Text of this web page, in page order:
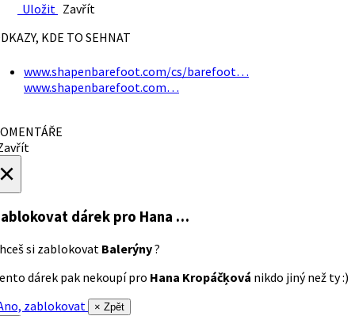
Uložit Zavřít
KDE TO SEHNAT
www.shapenbarefoot.com/cs/barefoot…
www.shapenbarefoot.com…
dárek pro Hana …
si zablokovat Balerýny?
dárek pak nekoupí pro Hana Kropáčķová nikdo jiný než ty :)
zablokovat
× Zpět